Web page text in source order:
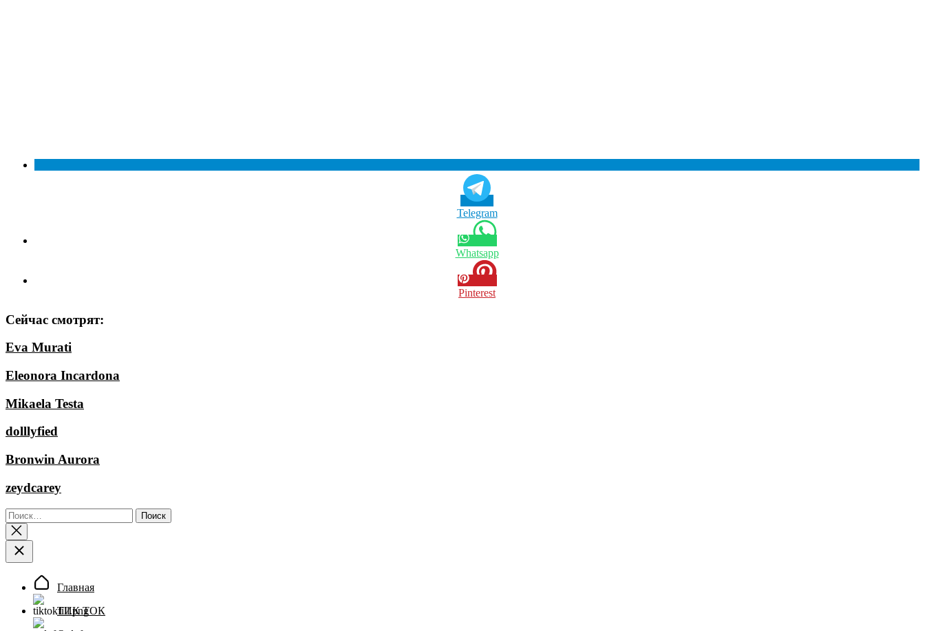
Telegram
Whatsapp
Pinterest
Сейчас смотрят:
Eva Murati
Eleonora Incardona
Mikaela Testa
dolllyfied
Bronwin Aurora
zeydcarey
Найти:
Главная
ТИК ТОК